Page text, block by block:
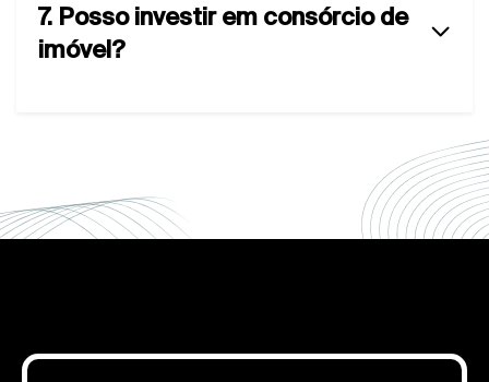
7. Posso investir em consórcio de
imóvel?